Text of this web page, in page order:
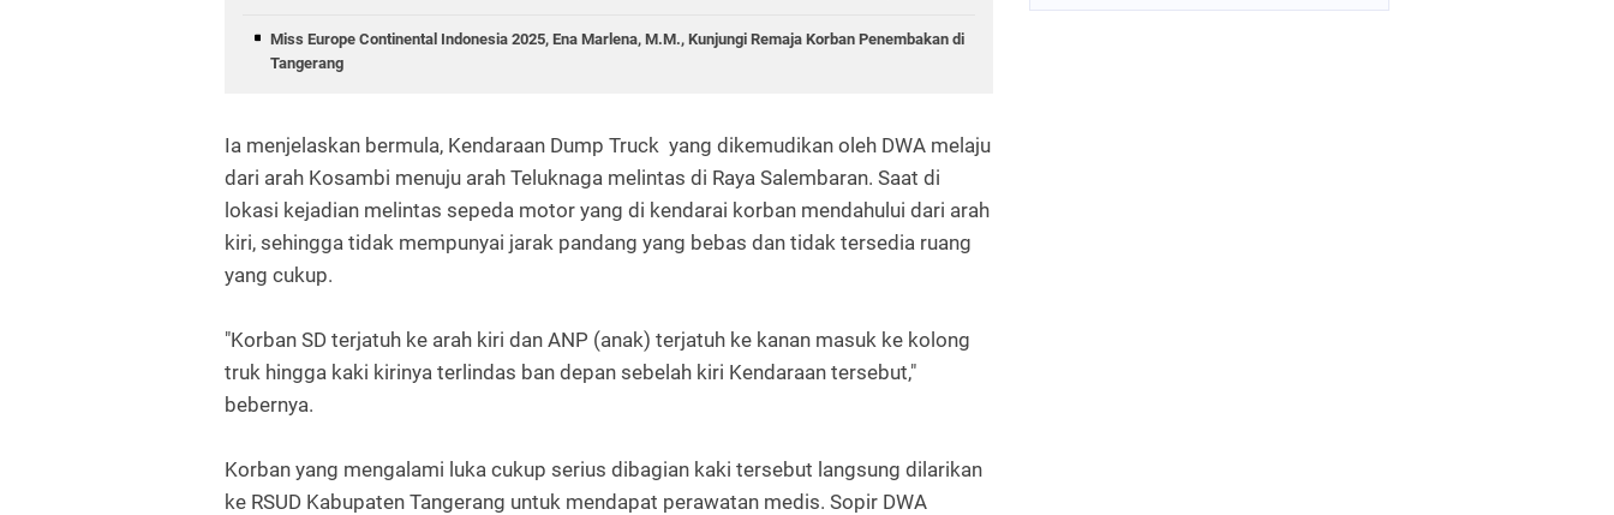
Miss Europe Continental Indonesia 2025, Ena Marlena, M.M., Kunjungi Remaja Korban Penembakan di
Tangerang
Ia menjelaskan bermula, Kendaraan Dump Truck yang dikemudikan oleh DWA melaju
dari arah Kosambi menuju arah Teluknaga melintas di Raya Salembaran. Saat di
lokasi kejadian melintas sepeda motor yang di kendarai korban mendahului dari arah
kiri, sehingga tidak mempunyai jarak pandang yang bebas dan tidak tersedia ruang
yang cukup.
"Korban SD terjatuh ke arah kiri dan ANP (anak) terjatuh ke kanan masuk ke kolong
truk hingga kaki kirinya terlindas ban depan sebelah kiri Kendaraan tersebut,"
bebernya.
Korban yang mengalami luka cukup serius dibagian kaki tersebut langsung dilarikan
ke RSUD Kabupaten Tangerang untuk mendapat perawatan medis. Sopir DWA